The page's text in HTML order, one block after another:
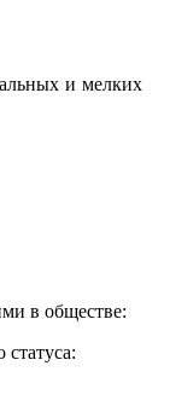
и мелких
в обществе:
статуса: